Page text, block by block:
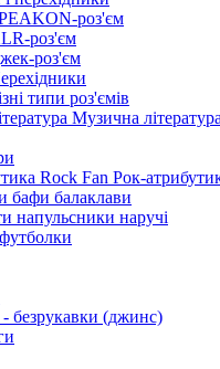
роз'єм
роз'єм
роз'єм
типи роз'ємів
Музична література
Рок-
бафи балаклави
напульсники наручі
безрукавки (джинс)